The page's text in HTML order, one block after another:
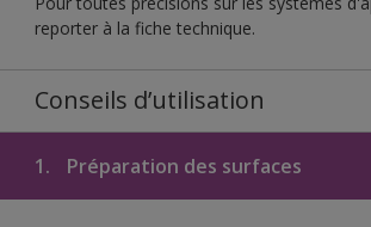
reporter à la fiche technique.
Conseils d’utilisation
1. Préparation des surfaces